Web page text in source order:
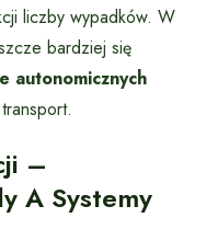
liczby wypadków. W
bardziej się
autonomicznych
–
A Systemy